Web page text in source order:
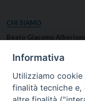
CHI SIAMO
Beato Giacomo
Missione Paolina
Luoghi delle Origini
Informativa
Utilizziamo
finalità tecniche e,